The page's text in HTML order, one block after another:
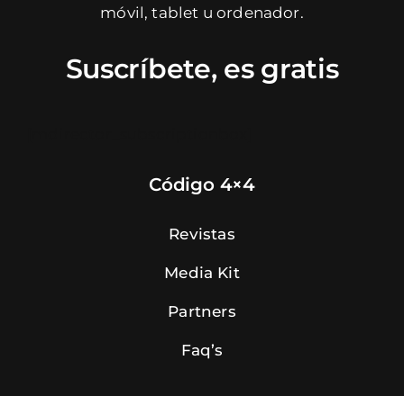
móvil, tablet u ordenador.
Suscríbete, es gratis
Código 4×4
Revistas
Media Kit
Partners
Faq’s